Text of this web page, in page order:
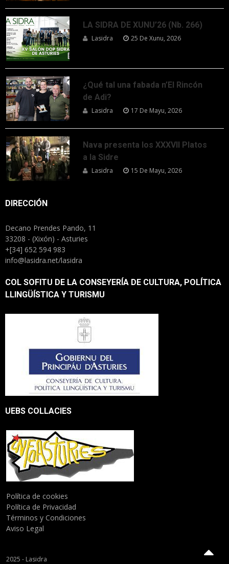
LA SIDRA DE XUNU’26 (Nb. 266)
Lasidra 25 De Xunu, 2026
¿Qué tal una fabada n’El Rincón
de Adi?
Lasidra 17 De Mayu, 2026
Nava presenta los XXXVII Platos
a la Sidre
Lasidra 15 De Mayu, 2026
DIRECCIÓN
Decano Prendes Pando, 11
33208 - (Xixón) - Asturies
+[34] 652 594 983
info@lasidra.net/lasidra
COL SOFITU DE LA CONSEYERÍA DE CULTURA, POLÍTICA
LLINGÜÍSTICA Y TURISMU
UEBS COLLACIES
Política de cookies
Política de Privacidad
Términos y Condiciones
Aviso Legal
2025 - Lasidra